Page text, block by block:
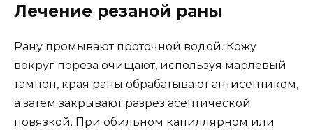
Лечение резаной раны
Рану промывают проточной водой. Кожу
вокруг пореза очищают, используя марлевый
тампон, края раны обрабатывают антисептиком,
а затем закрывают разрез асептической
повязкой. При обильном капиллярном или